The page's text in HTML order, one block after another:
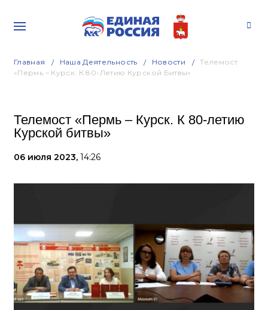
Главная Наша Деятельность Новости
Телемост
«Пермь – Курск. К 80-Летию Курской Битвы»
Телемост «Пермь – Курск. К 80-летию
Курской битвы»
06 июля 2023, 14:26